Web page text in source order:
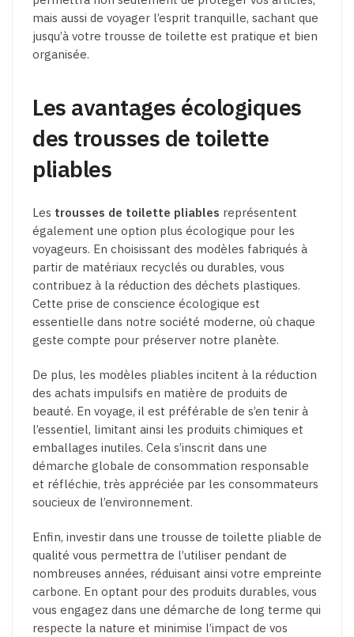
mais aussi de voyager l’esprit tranquille, sachant que
jusqu’à votre trousse de toilette est pratique et bien
organisée.
Les avantages écologiques
des trousses de toilette
pliables
Les trousses de toilette pliables représentent
également une option plus écologique pour les
voyageurs. En choisissant des modèles fabriqués à
partir de matériaux recyclés ou durables, vous
contribuez à la réduction des déchets plastiques.
Cette prise de conscience écologique est
essentielle dans notre société moderne, où chaque
geste compte pour préserver notre planète.
De plus, les modèles pliables incitent à la réduction
des achats impulsifs en matière de produits de
beauté. En voyage, il est préférable de s’en tenir à
l’essentiel, limitant ainsi les produits chimiques et
emballages inutiles. Cela s’inscrit dans une
démarche globale de consommation responsable
et réfléchie, très appréciée par les consommateurs
soucieux de l’environnement.
Enfin, investir dans une trousse de toilette pliable de
qualité vous permettra de l’utiliser pendant de
nombreuses années, réduisant ainsi votre empreinte
carbone. En optant pour des produits durables, vous
vous engagez dans une démarche de long terme qui
respecte la nature et minimise l’impact de vos